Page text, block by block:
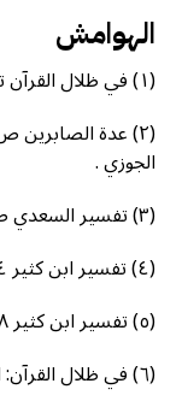
الهوامش
(١) في ظلال القرآن تفسير سورة التكاثر.
الجوزي .
(٣) تفسير السعدي ص ۷۹۰.
(٤) تفسير ابن كثير ٦/٢٩٤ ط دار طيبة.
(٥) تفسير ابن كثير ٦/٦٨ ط دار طيبة.
(٦) في ظلال القرآن: الآيات (۱، ۲، ۳) من سورة الأنبياء.